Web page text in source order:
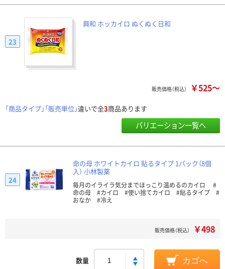
興和 ホッカイロ ぬくぬく日和
23
販売価格（税込） ￥525～
「商品タイプ」「販売単位」違いで全3商品あります
バリエーション一覧へ
命の母 ホワイトカイロ 貼るタイプ 1パック（8個
入） 小林製薬
毎月のイライラ気分までほっこり温めるのカイロ #
命の母 #カイロ #使い捨てカイロ #貼るタイプ #
おなか #冷え
24
販売価格（税込） ￥498
数量 カゴへ